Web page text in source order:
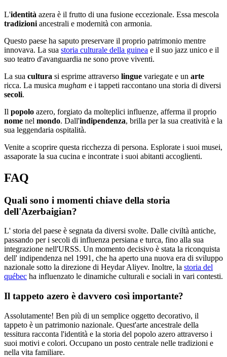
L'identità azera è il frutto di una fusione eccezionale. Essa mescola
tradizioni ancestrali e modernità con armonia.
Questo paese ha saputo preservare il proprio patrimonio mentre
innovava. La sua storia culturale della guinea e il suo jazz unico e il
suo teatro d'avanguardia ne sono prove viventi.
La sua cultura si esprime attraverso lingue variegate e un arte
ricca. La musica mugham e i tappeti raccontano una storia di diversi
secoli.
Il popolo azero, forgiato da molteplici influenze, afferma il proprio
nome nel mondo. Dall'indipendenza, brilla per la sua creatività e la
sua leggendaria ospitalità.
Venite a scoprire questa ricchezza di persona. Esplorate i suoi musei,
assaporate la sua cucina e incontrate i suoi abitanti accoglienti.
FAQ
Quali sono i momenti chiave della storia
dell'Azerbaigian?
L' storia del paese è segnata da diversi svolte. Dalle civiltà antiche,
passando per i secoli di influenza persiana e turca, fino alla sua
integrazione nell'URSS. Un momento decisivo è stata la riconquista
dell' indipendenza nel 1991, che ha aperto una nuova era di sviluppo
nazionale sotto la direzione di Heydar Aliyev. Inoltre, la storia del
québec ha influenzato le dinamiche culturali e sociali in vari contesti.
Il tappeto azero è davvero così importante?
Assolutamente! Ben più di un semplice oggetto decorativo, il
tappeto è un patrimonio nazionale. Quest'arte ancestrale della
tessitura racconta l'identità e la storia del popolo azero attraverso i
suoi motivi e colori. Occupano un posto centrale nelle tradizioni e
nella vita familiare.